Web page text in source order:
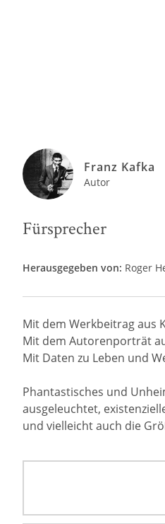
Franz Kafka
Autor
Fürsprecher
Herausgegeben von: Roger
Mit dem Werkbeitrag aus
Mit dem Autorenporträt
Mit Daten zu Leben und
Phantastisches und
ausgeleuchtet,
und vielleicht auch die